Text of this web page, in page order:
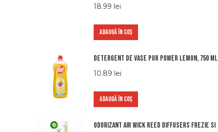
18.99 lei
ADAUGĂ ÎN COȘ
Detergent de vase Pur Power Lemon, 750 ml
10.89 lei
ADAUGĂ ÎN COȘ
Odorizant Air Wick Reed Diffusers Frezie si